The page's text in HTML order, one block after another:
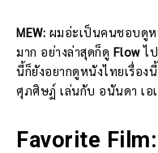
MEW: ผมอ่ะเป็นคนชอบดูห
มาก อย่างล่าสุดก็ดู Flowไ
นี้ก็ยังอยากดูหนังไทยเรื่อง
ศุภศิษฏ์ เล่นกับ อนันดา เอ
Favorite